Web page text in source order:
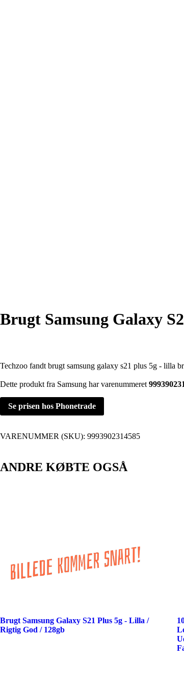
Brugt Samsung Galaxy
Techzoo fandt brugt samsung galaxy s21 plus 5g - lilla
Dette produkt fra Samsung har varenummeret
Se prisen hos Phonetrade
VARENUMMER (SKU): 9993902314585
ANDRE KØBTE OGSÅ
Brugt Samsung Galaxy S21 Plus 5g - Lilla /
Rigtig God / 128gb